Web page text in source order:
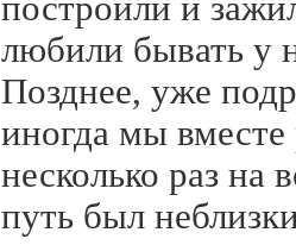
построили и
любили бывать у
Позднее, уже
иногда мы
несколько раз на
путь был